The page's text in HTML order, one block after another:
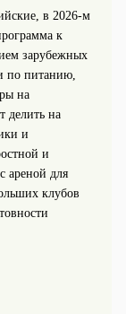
в 2026‑м
к
зарубежных
по питанию,
на
делить на
и
и
ареной для
клубов